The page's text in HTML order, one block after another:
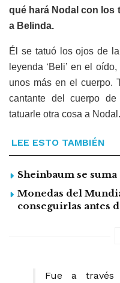
qué hará Nodal con los
a Belinda.
Él se tatuó los ojos de
leyenda ‘Beli’ en el
unos más en el cuerpo.
cantante del cuerpo
tatuarle otra cosa a Nodal.
LEE ESTO TAMBIÉN
Sheinbaum se
Monedas del
conseguirlas antes
Fue a